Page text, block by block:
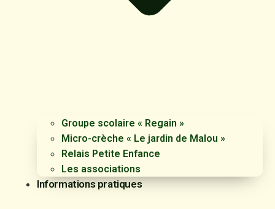
Groupe scolaire « Regain »
Micro-crèche « Le jardin de Malou »
Relais Petite Enfance
Les associations
Informations pratiques